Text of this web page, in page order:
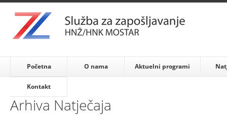
Početna O nama Aktuelni programi
Kontakt
Arhiva Natječaja